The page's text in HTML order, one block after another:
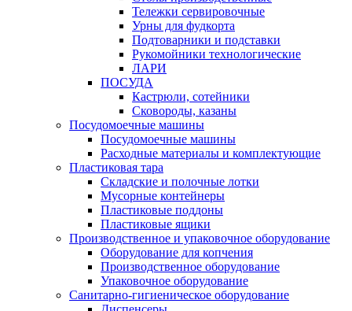
Тележки сервировочные
Урны для фудкорта
Подтоварники и подставки
Рукомойники технологические
ЛАРИ
ПОСУДА
Кастрюли, сотейники
Сковороды, казаны
Посудомоечные машины
Посудомоечные машины
Расходные материалы и комплектующие
Пластиковая тара
Складские и полочные лотки
Мусорные контейнеры
Пластиковые поддоны
Пластиковые ящики
Производственное и упаковочное оборудование
Оборудование для копчения
Производственное оборудование
Упаковочное оборудование
Санитарно-гигиеническое оборудование